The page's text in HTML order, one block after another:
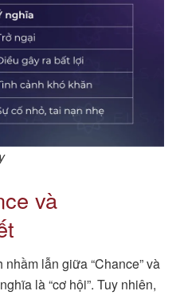
và
lẫn giữa “Chance” và
là “cơ hội”. Tuy nhiên,